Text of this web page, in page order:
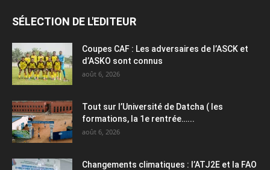
SÉLECTION DE L'EDITEUR
Coupes CAF : Les adversaires de l’ASCK et
d’ASKO sont connus
août 6, 2026
Tout sur l’Université de Datcha ( les
formations, la 1e rentrée…...
août 6, 2026
Changements climatiques : l’ATJ2E et la FAO